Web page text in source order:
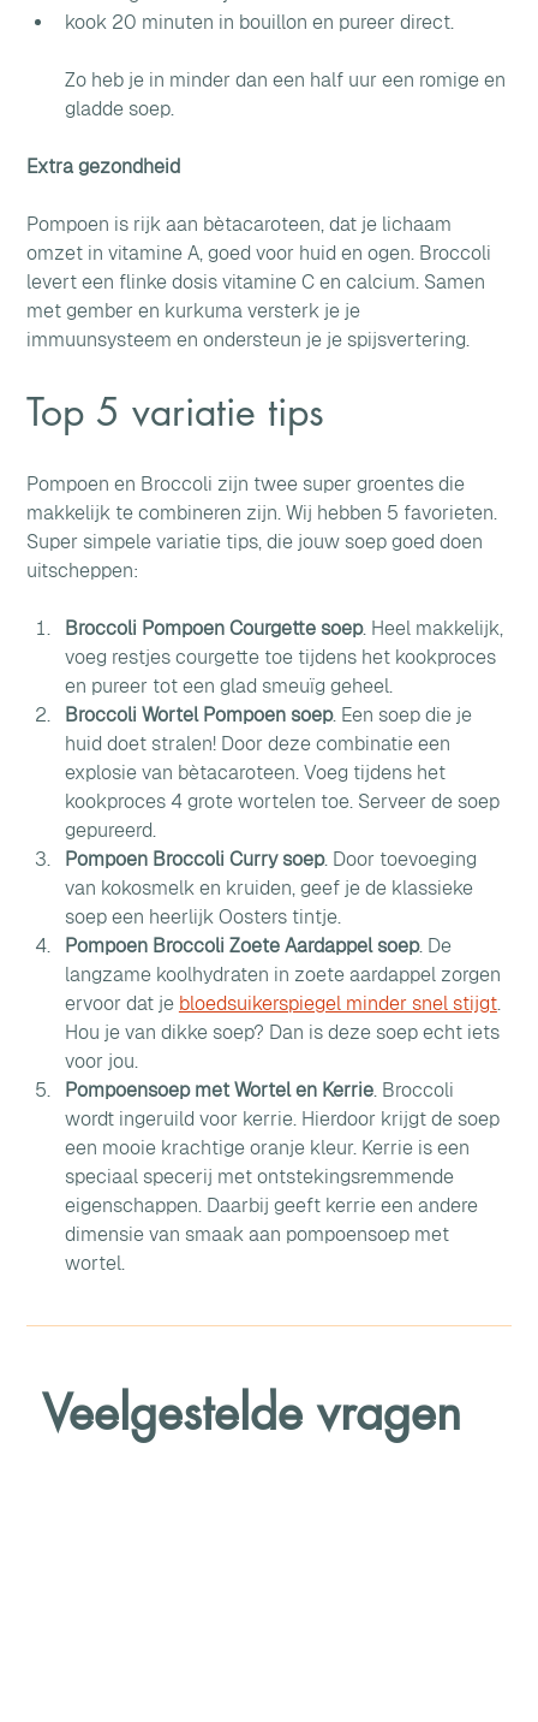
kook 20 minuten in bouillon en pureer direct.
Zo heb je in minder dan een half uur een romige en
gladde soep.
Extra gezondheid
Pompoen is rijk aan bètacaroteen, dat je lichaam
omzet in vitamine A, goed voor huid en ogen. Broccoli
levert een flinke dosis vitamine C en calcium. Samen
met gember en kurkuma versterk je je
immuunsysteem en ondersteun je je spijsvertering.
Top 5 variatie tips
Pompoen en Broccoli zijn twee super groentes die
makkelijk te combineren zijn. Wij hebben 5 favorieten.
Super simpele variatie tips, die jouw soep goed doen
uitscheppen:
Broccoli Pompoen Courgette soep. Heel makkelijk,
voeg restjes courgette toe tijdens het kookproces
en pureer tot een glad smeuïg geheel.
Broccoli Wortel Pompoen soep. Een soep die je
huid doet stralen! Door deze combinatie een
explosie van bètacaroteen. Voeg tijdens het
kookproces 4 grote wortelen toe. Serveer de soep
gepureerd.
Pompoen Broccoli Curry soep. Door toevoeging
van kokosmelk en kruiden, geef je de klassieke
soep een heerlijk Oosters tintje.
Pompoen Broccoli Zoete Aardappel soep. De
langzame koolhydraten in zoete aardappel zorgen
ervoor dat je bloedsuikerspiegel minder snel stijgt.
Hou je van dikke soep? Dan is deze soep echt iets
voor jou.
Pompoensoep met Wortel en Kerrie. Broccoli
wordt ingeruild voor kerrie. Hierdoor krijgt de soep
een mooie krachtige oranje kleur. Kerrie is een
speciaal specerij met ontstekingsremmende
eigenschappen. Daarbij geeft kerrie een andere
dimensie van smaak aan pompoensoep met
wortel.
Veelgestelde vragen